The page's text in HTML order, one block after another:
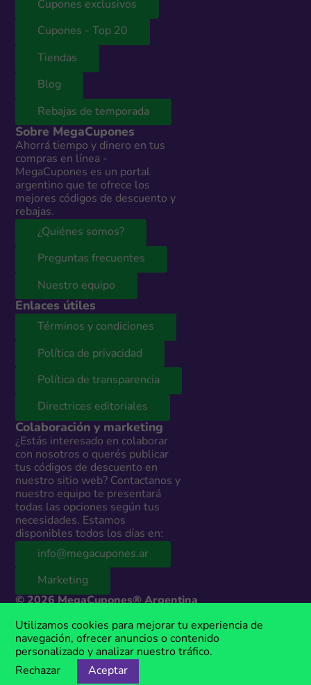
Cupones exclusivos
Cupones - Top 20
Tiendas
Blog
Rebajas de temporada
Sobre MegaCupones
Ahorrá tiempo y dinero en tus
compras en línea -
MegaCupones es un portal
argentino que te ofrece los
mejores códigos de descuento y
rebajas.
¿Quiénes somos?
Preguntas frecuentes
Nuestro equipo
Enlaces útiles
Términos y condiciones
Política de privacidad
Política de transparencia
Directrices editoriales
Colaboración y marketing
¿Estás interesado en colaborar
con nosotros o querés publicar
tus códigos de descuento en
nuestro sitio web? Contactanos y
nuestro equipo te presentará
todas las opciones según tus
necesidades. Estamos
disponibles todos los días en:
info@megacupones.ar
Marketing
© 2026 MegaCupones® Argentina
Este sitio web contiene enlaces de afiliados a productos y servicios de
terceros. Si realizás una compra a través de estos enlaces, podemos
recibir una comisión sin costo adicional para vos. MegaCupones® es
una marca registrada, propiedad de Anima Media.
Utilizamos cookies para mejorar tu experiencia de
navegación, ofrecer anuncios o contenido
personalizado y analizar nuestro tráfico.
Rechazar
Aceptar